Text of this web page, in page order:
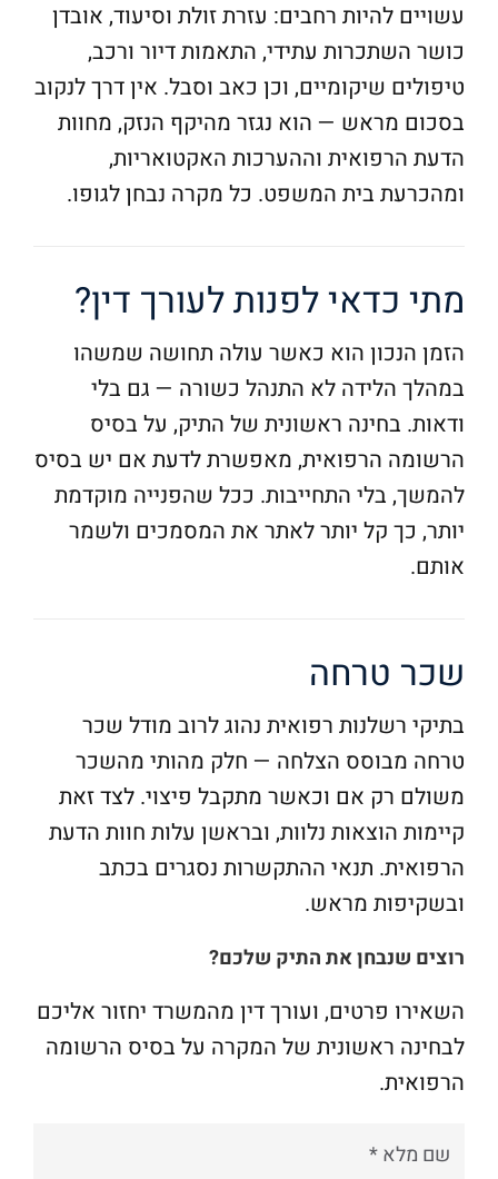
עשויים להיות רחבים: עזרת זולת וסיעוד, אובדן
כושר השתכרות עתידי, התאמות דיור ורכב,
טיפולים שיקומיים, וכן כאב וסבל. אין דרך לנקוב
בסכום מראש — הוא נגזר מהיקף הנזק, מחוות
הדעת הרפואית וההערכות האקטואריות,
ומהכרעת בית המשפט. כל מקרה נבחן לגופו.
מתי כדאי לפנות לעורך דין?
הזמן הנכון הוא כאשר עולה תחושה שמשהו
במהלך הלידה לא התנהל כשורה — גם בלי
ודאות. בחינה ראשונית של התיק, על בסיס
הרשומה הרפואית, מאפשרת לדעת אם יש בסיס
להמשך, בלי התחייבות. ככל שהפנייה מוקדמת
יותר, כך קל יותר לאתר את המסמכים ולשמר
אותם.
שכר טרחה
בתיקי רשלנות רפואית נהוג לרוב מודל שכר
טרחה מבוסס הצלחה — חלק מהותי מהשכר
משולם רק אם וכאשר מתקבל פיצוי. לצד זאת
קיימות הוצאות נלוות, ובראשן עלות חוות הדעת
הרפואית. תנאי ההתקשרות נסגרים בכתב
ובשקיפות מראש.
רוצים שנבחן את התיק שלכם?
השאירו פרטים, ועורך דין מהמשרד יחזור אליכם
לבחינה ראשונית של המקרה על בסיס הרשומה
הרפואית.